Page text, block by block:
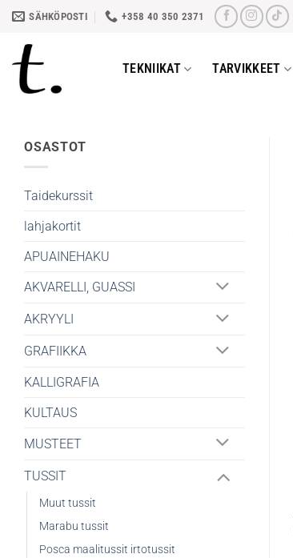
Skip
content
SÄHKÖPOSTI +358 40 350 2371
TEKNIIKAT TARVIKKEET
OSASTOT
Taidekurssit
lahjakortit
APUAINEHAKU
AKVARELLI, GUASSI
AKRYYLI
GRAFIIKKA
KALLIGRAFIA
KULTAUS
MUSTEET
TUSSIT
Muut tussit
Marabu tussit
Posca maalitussit irtotussit